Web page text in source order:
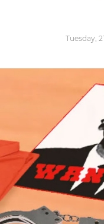
Tuesday,